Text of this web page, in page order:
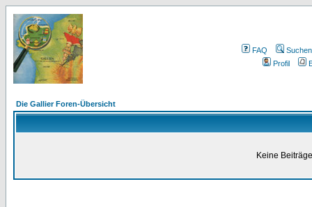
FAQ
Suchen
Profil
Die Gallier Foren-Übersicht
Keine